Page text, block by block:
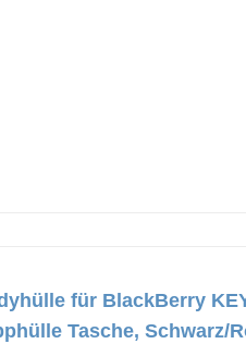
für BlackBerry
Tasche, Schwarz/